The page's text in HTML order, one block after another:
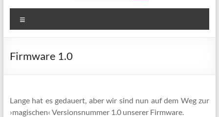
Firmware 1.0
Lange hat es gedauert, aber wir sind nun auf dem Weg zur
›magischen‹ Versionsnummer 1.0 unserer Firmware.